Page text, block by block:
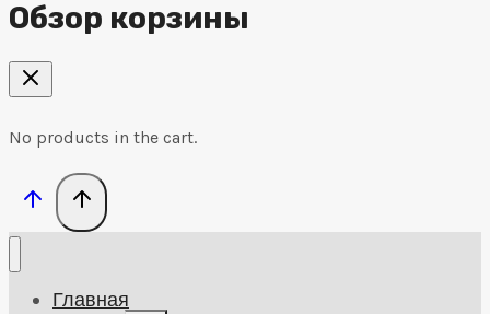
Обзор корзины
No products in the cart.
Главная